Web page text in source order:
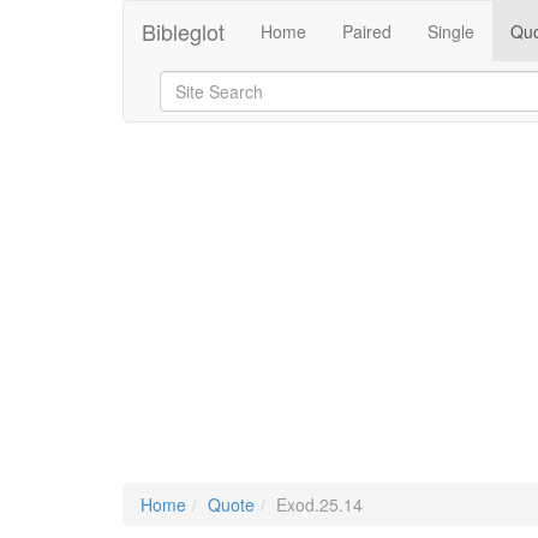
Bibleglot Home Paired Single
Home Quote Exod.25.14